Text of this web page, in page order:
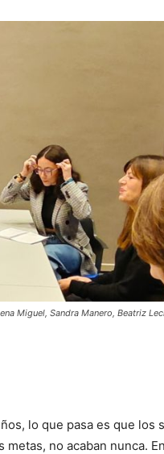
Miguel, Sandra Manero, Beatriz
lo que pasa es que los
metas, no acaban nunca.